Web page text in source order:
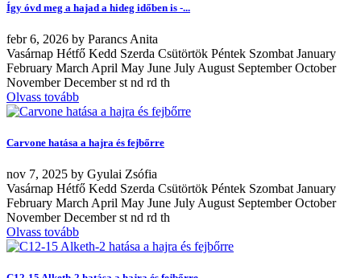
Így óvd meg a hajad a hideg időben is -...
febr6, 2026 by Parancs Anita
Vasárnap Hétfő Kedd Szerda Csütörtök Péntek Szombat January
February March April May June July August September October
November December st nd rd th
Olvass tovább
Carvone hatása a hajra és fejbőrre
nov 7, 2025 by Gyulai Zsófia
Vasárnap Hétfő Kedd Szerda Csütörtök Péntek Szombat January
February March April May June July August September October
November December st nd rd th
Olvass tovább